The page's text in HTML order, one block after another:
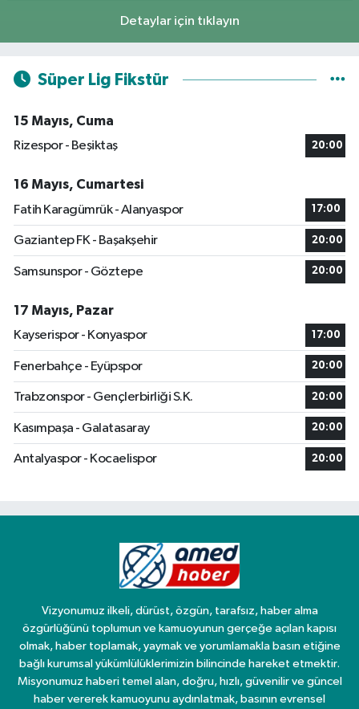
Detaylar için tıklayın
Süper Lig Fikstür
15 Mayıs, Cuma
Rizespor - Beşiktaş
20:00
16 Mayıs, Cumartesi
Fatih Karagümrük - Alanyaspor
17:00
Gaziantep FK - Başakşehir 20:00
Samsunspor - Göztepe 20:00
17 Mayıs, Pazar
Kayserispor - Konyaspor
17:00
Fenerbahçe - Eyüpspor 20:00
Trabzonspor - Gençlerbirliği S.K. 20:00
Kasımpaşa - Galatasaray 20:00
Antalyaspor - Kocaelispor 20:00
Vizyonumuz ilkeli, dürüst, özgün, tarafsız, haber alma
özgürlüğünü toplumun ve kamuoyunun gerçeğe açılan kapısı
olmak, haber toplamak, yaymak ve yorumlamakla basın etiğine
bağlı kurumsal yükümlülüklerimizin bilincinde hareket etmektir.
Misyonumuz haberi temel alan, doğru, hızlı, güvenilir ve güncel
haber vererek kamuoyunu aydınlatmak, basının evrensel